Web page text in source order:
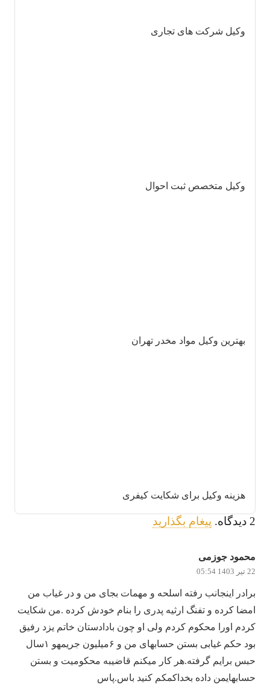
وکیل شرکت های تجاری
وکیل متخصص ثبت احوال
بهترین وکیل مواد مخدر تهران
هزینه وکیل برای شکایت کیفری
2 دیدگاه. پیغام بگذارید
محمود جوزمی
22 تیر 1403 05:54
برادر اینجانب رفته اسلحه و مهمات بجای من و در غیاب من
امضا کرده و تفنگ ارثیه پدری را بنام خودش کرده .من شکایت
کردم اورا محکوم کردم ولی او چون بادادستان خاتم یزد رفیق
بود حکم غیابی بستن حسابهای من و ۶میلیون جریمهو ۱سال
حبس برایم گرفته.هر کار میکنم قاضیبه محکومیت و بستن
حسابهایمن داده بخداکمکم کنید باس.پاس